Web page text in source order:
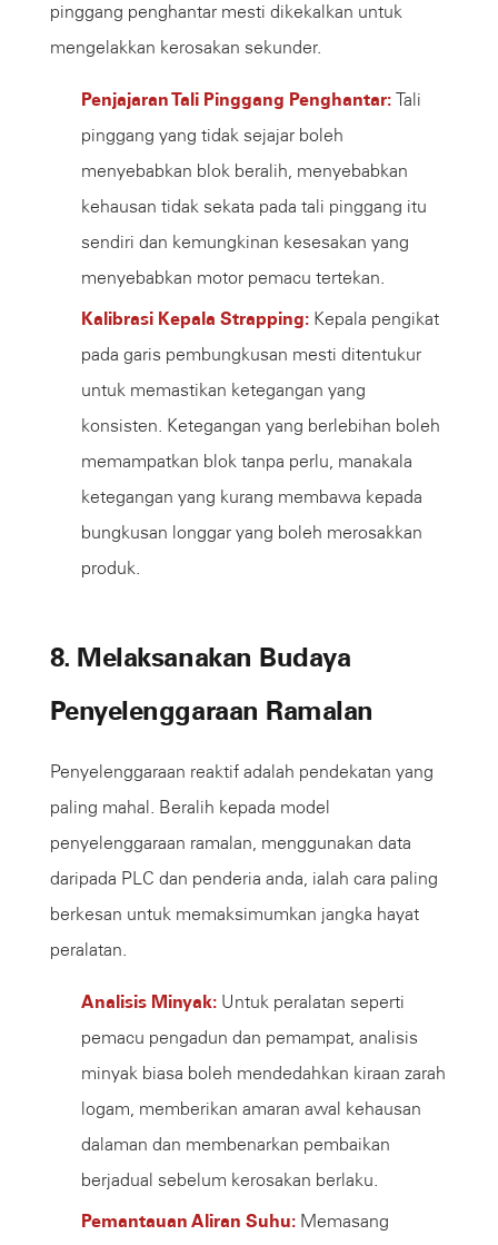
pinggang penghantar mesti dikekalkan untuk
mengelakkan kerosakan sekunder.
Penjajaran Tali Pinggang Penghantar: Tali
pinggang yang tidak sejajar boleh
menyebabkan blok beralih, menyebabkan
kehausan tidak sekata pada tali pinggang itu
sendiri dan kemungkinan kesesakan yang
menyebabkan motor pemacu tertekan.
Kalibrasi Kepala Strapping: Kepala pengikat
pada garis pembungkusan mesti ditentukur
untuk memastikan ketegangan yang
konsisten. Ketegangan yang berlebihan boleh
memampatkan blok tanpa perlu, manakala
ketegangan yang kurang membawa kepada
bungkusan longgar yang boleh merosakkan
produk.
8. Melaksanakan Budaya
Penyelenggaraan Ramalan
Penyelenggaraan reaktif adalah pendekatan yang
paling mahal. Beralih kepada model
penyelenggaraan ramalan, menggunakan data
daripada PLC dan penderia anda, ialah cara paling
berkesan untuk memaksimumkan jangka hayat
peralatan.
Analisis Minyak: Untuk peralatan seperti
pemacu pengadun dan pemampat, analisis
minyak biasa boleh mendedahkan kiraan zarah
logam, memberikan amaran awal kehausan
dalaman dan membenarkan pembaikan
berjadual sebelum kerosakan berlaku.
Pemantauan Aliran Suhu: Memasang